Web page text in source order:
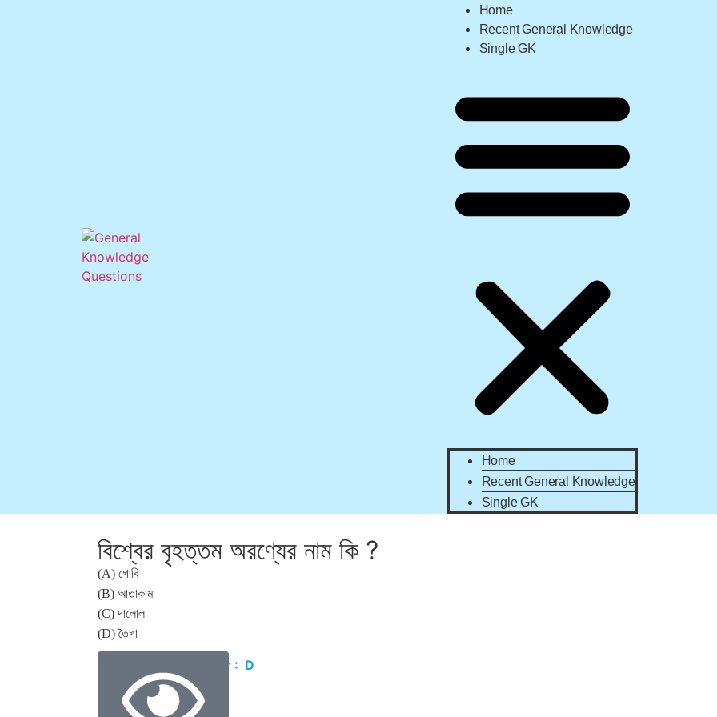
Home
Recent General Knowledge
Single GK
Home
Recent General Knowledge
Single GK
বিশ্বের বৃহত্তম অরণ্যের নাম কি ?
(A) গোবি
(B) আতাকামা
(C) দালোল
(D) তৈগা
Correct Answer : D